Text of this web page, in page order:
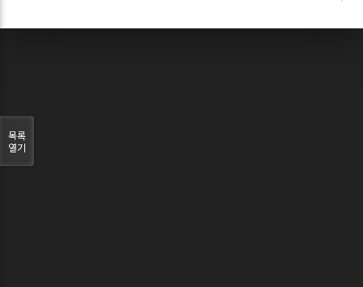
목록
열기